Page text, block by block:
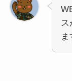
ス
ま